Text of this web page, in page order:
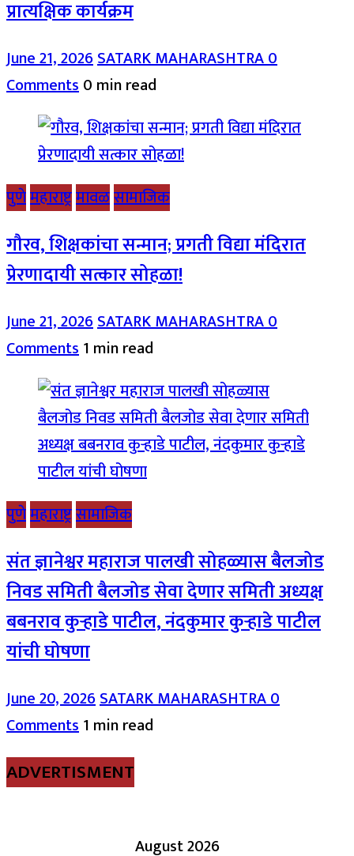
प्रात्यक्षिक कार्यक्रम
June 21, 2026SATARK MAHARASHTRA0
Comments0 min read
पुणेमहाराष्ट्रमावळसामाजिक
गौरव, शिक्षकांचा सन्मान; प्रगती विद्या मंदिरात
प्रेरणादायी सत्कार सोहळा!
June 21, 2026SATARK MAHARASHTRA0
Comments1 min read
पुणेमहाराष्ट्रसामाजिक
संत ज्ञानेश्वर महाराज पालखी सोहळ्यास बैलजोड
निवड समिती बैलजोड सेवा देणार समिती अध्यक्ष
बबनराव कुऱ्हाडे पाटील, नंदकुमार कुऱ्हाडे पाटील
यांची घोषणा
June 20, 2026SATARK MAHARASHTRA0
Comments1 min read
ADVERTISMENT
August 2026